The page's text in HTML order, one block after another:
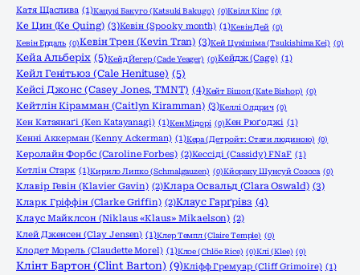
Катя Щаслива (1)Кацукі Бакуго (Katsuki Bakugo) (0)Квілл Кіпс (0)
Ке Цин (Ke Quing) (3)Кевін (Spooky month) (1)Кевін Дей (0)
Кевін Ердаль (0)Кевін Трен (Kevin Tran) (3)Кей Цукішіма (Tsukishima Kei) (0)
Кейа Альберіх (5)Кейд Йегер (Cade Yeager) (0)Кейдж (Cage) (1)
Кейл Генітьюз (Cale Henituse) (5)
Кейсі Джонс (Casey Jones, TMNT) (4)Кейт Бішоп (Kate Bishop) (0)
Кейтлін Кірамман (Caitlyn Kiramman) (3)Келлі Олдрич (0)
Кен Катаянаґі (Ken Katayanagi) (1)Кен Мідорі (0)Кен Рюґоджі (1)
Кенні Аккерман (Kenny Ackerman) (1)Кера (Детройт: Стати людиною) (0)
Керолайн Форбс (Caroline Forbes) (2)Кессіді (Cassidy) FNaF (1)
Кетлін Старк (1)Кирило Липко (Schmalgauzen) (0)Кйораку Шунсуй Созоса (0)
Клавір Гевін (Klavier Gavin) (2)Клара Освальд (Clara Oswald) (3)
Кларк Гріффін (Clarke Griffin) (2)Клаус Гарґрівз (4)
Клаус Майклсон (Niklaus «Klaus» Mikaelson) (2)
Клей Дженсен (Clay Jensen) (1)Клер Темпл (Claire Temple) (0)
Клодет Морель (Claudette Morel) (1)Клое (Chlöe Rice) (0)Клі (Klee) (0)
Клінт Бартон (Clint Barton) (9)Кліфф Гремуар (Cliff Grimoire) (1)